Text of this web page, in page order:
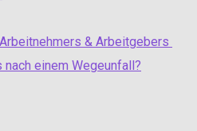
& Arbeitgebers
einem Wegeunfall?